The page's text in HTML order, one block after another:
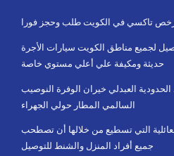
تاكسي في الكويت طلب وحجز فورا
متوفر توصيل لجميع مناطق الكويت سيارات الأجرة
حديثة ومكيفة علي أعلي مستوي خاصة
العبدلي خيران الوفرة النوصيب
السالمي المطار حولي الجهراء
التي تسطيع من خلالها أن تصطحب
جميع أفراد المنزل والشنط للتوصيل